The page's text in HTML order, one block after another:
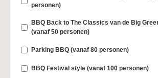
personen)
BBQ Back to The Classics van de Big
(vanaf 50 personen)
Parking BBQ (vanaf 80 personen)
BBQ Festival style (vanaf 100 personen)